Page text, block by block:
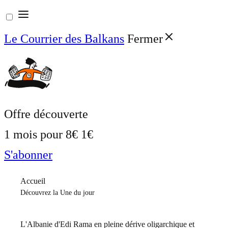
Aller
au
contenu
Le Courrier des Balkans Fermer
Offre découverte
1 mois pour 8€ 1€
S'abonner
Accueil
Découvrez la Une du jour
L'Albanie d'Edi Rama en pleine dérive oligarchique et